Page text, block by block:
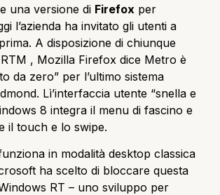
una versione di Firefox per
l’azienda ha invitato gli utenti a
A disposizione di chiunque
, Mozilla Firefox dice Metro è
da zero” per l’ultimo sistema
Lì’interfaccia utente “snella e
8 integra il menu di fascino e
il touch e lo swipe.
in modalità desktop classica
ha scelto di bloccare questa
RT – uno sviluppo per